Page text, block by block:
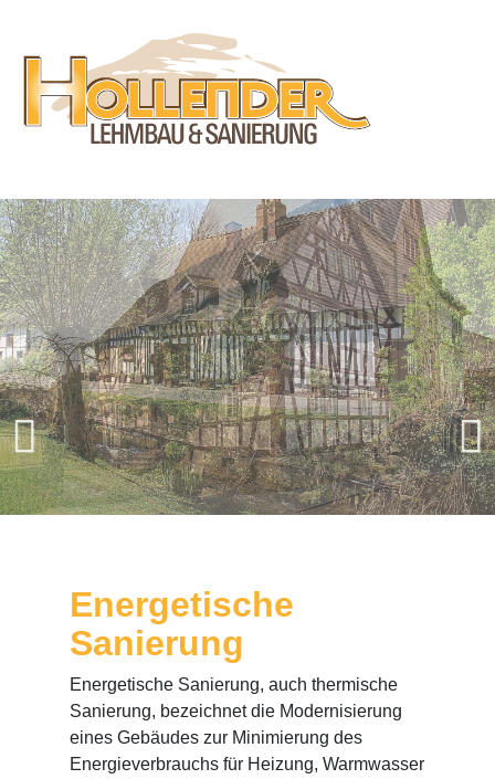
Previous Next
Energetische
Sanierung
Energetische Sanierung, auch thermische
Sanierung, bezeichnet die Modernisierung
eines Gebäudes zur Minimierung des
Energieverbrauchs für Heizung, Warmwasser